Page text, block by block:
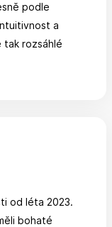
podle
a
rozsáhlé
od léta 2023.
bohaté